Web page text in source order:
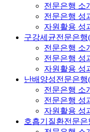
전문은행 소
전문은행 성
자원활용 성
구강세균전문은행
전문은행 소
전문은행 성
자원활용 성
난배양성전문은
전문은행 소
전문은행 성
자원활용 성
호흡기질환전문